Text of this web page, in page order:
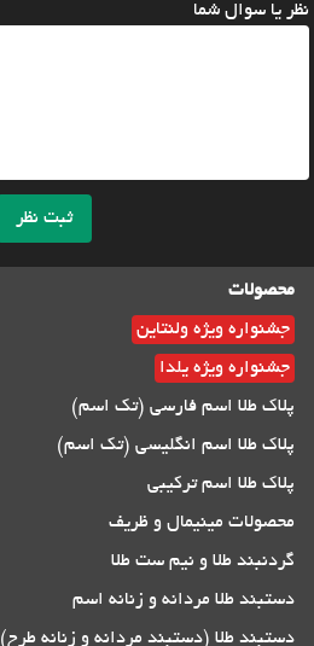
نظر یا سوال شما
ثبت نظر
محصولات
جشنواره ویژه ولنتاین
جشنواره ویژه یلدا
پلاک طلا اسم فارسی (تک اسم)
پلاک طلا اسم انگلیسی (تک اسم)
پلاک طلا اسم ترکیبی
محصولات مینیمال و ظریف
گردنبند طلا و نیم ست طلا
دستبند طلا مردانه و زنانه اسم
دستبند طلا (دستبند مردانه و زنانه طرح)